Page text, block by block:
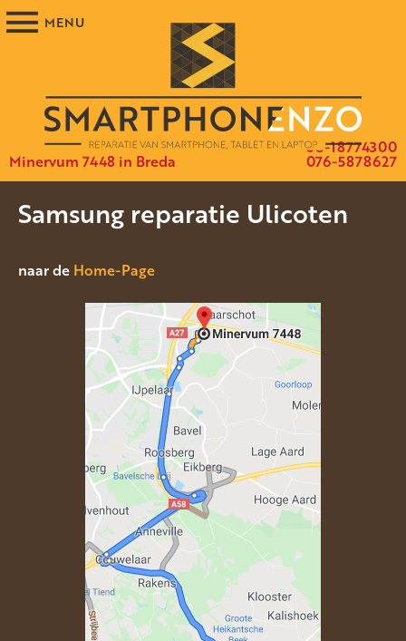
Minervum 7448 in Breda 076-5878627
06-18774300
Samsung reparatie Ulicoten
naar de Home-Page